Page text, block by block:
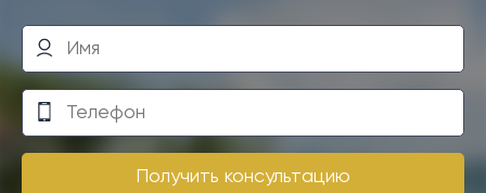
Получить консультацию